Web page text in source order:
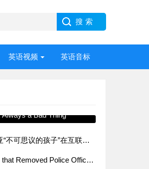
英语视频 英语音标
视频讲解 Stress –
Always a Bad Thing
可思议的孩子”在互联网上大受欢迎
Police Officers Bring Them Back